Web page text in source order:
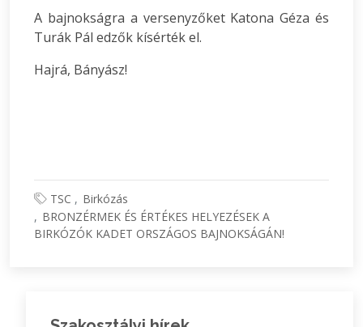
A bajnokságra a versenyzőket Katona Géza és
Turák Pál edzők kísérték el.
Hajrá, Bányász!
TSC
Birkózás
BRONZÉRMEK ÉS ÉRTÉKES HELYEZÉSEK A
BIRKÓZÓK KADET ORSZÁGOS BAJNOKSÁGÁN!